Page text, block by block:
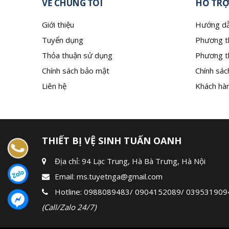
VỀ CHÚNG TÔI
Giới thiệu
Tuyển dụng
Thỏa thuận sử dụng
Chính sách bảo mật
Liên hệ
HỖ
Hướng
Phương
Phương
Chính
Khách
THIẾT BỊ VỆ SINH TUẤN OANH
Địa chỉ: 94 Lạc Trung, Hà Bà Trưng, Hà Nội
Email: ms.tuyetnga@gmail.com
Hotline: 0988089483/ 0904152089/
(Call/Zalo 24/7)